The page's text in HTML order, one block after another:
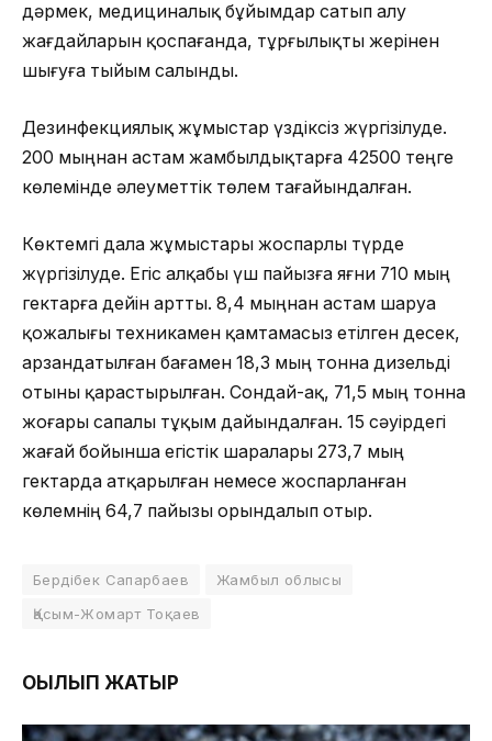
дәрмек, медициналық бұйымдар сатып алу
жағдайларын қоспағанда, тұрғылықты жерінен
шығуға тыйым салынды.
Дезинфекциялық жұмыстар үздіксіз жүргізілуде.
200 мыңнан астам жамбылдықтарға 42500 теңге
көлемінде әлеуметтік төлем тағайындалған.
Көктемгі дала жұмыстары жоспарлы түрде
жүргізілуде. Егіс алқабы үш пайызға яғни 710 мың
гектарға дейін артты. 8,4 мыңнан астам шаруа
қожалығы техникамен қамтамасыз етілген десек,
арзандатылған бағамен 18,3 мың тонна дизельді
отыны қарастырылған. Сондай-ақ, 71,5 мың тонна
жоғары сапалы тұқым дайындалған. 15 сәуірдегі
жағай бойынша егістік шаралары 273,7 мың
гектарда атқарылған немесе жоспарланған
көлемнің 64,7 пайызы орындалып отыр.
Бердібек Сапарбаев
Жамбыл облысы
Қасым-Жомарт Тоқаев
ОҚЫЛЫП ЖАТЫР